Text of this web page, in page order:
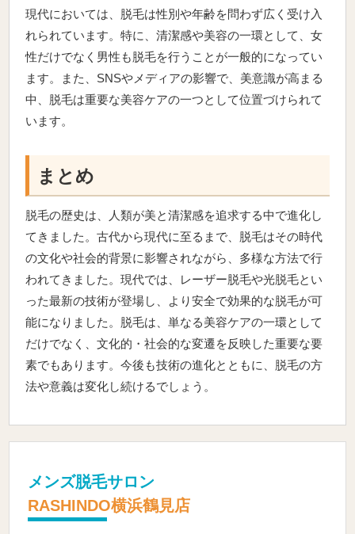
現代においては、脱毛は性別や年齢を問わず広く受け入
れられています。特に、清潔感や美容の一環として、女
性だけでなく男性も脱毛を行うことが一般的になってい
ます。また、SNSやメディアの影響で、美意識が高まる
中、脱毛は重要な美容ケアの一つとして位置づけられて
います。
まとめ
脱毛の歴史は、人類が美と清潔感を追求する中で進化し
てきました。古代から現代に至るまで、脱毛はその時代
の文化や社会的背景に影響されながら、多様な方法で行
われてきました。現代では、レーザー脱毛や光脱毛とい
った最新の技術が登場し、より安全で効果的な脱毛が可
能になりました。脱毛は、単なる美容ケアの一環として
だけでなく、文化的・社会的な変遷を反映した重要な要
素でもあります。今後も技術の進化とともに、脱毛の方
法や意義は変化し続けるでしょう。
メンズ脱毛サロン
RASHINDO横浜鶴見店